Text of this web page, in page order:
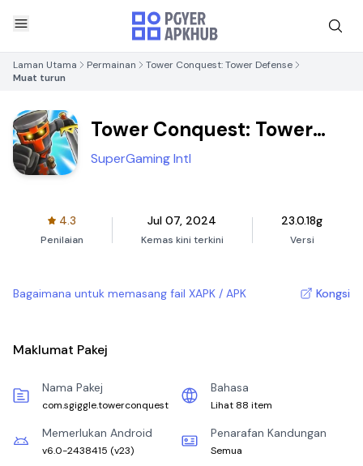
Laman Utama Permainan
Tower Conquest: Tower Defense
Muat turun
Tower Conquest: Tower
Defense
SuperGaming Intl
4.3
Penilaian
Jul 07, 2024
Kemas kini terkini
23.0.18g
Versi
Bagaimana untuk memasang fail XAPK / APK Kongsi
Maklumat Pakej
Nama Pakej
com.sgiggle.towerconquest
Bahasa
Lihat 88 item
Memerlukan Android
v6.0-2438415 (v23)
Penarafan Kandungan
Semua